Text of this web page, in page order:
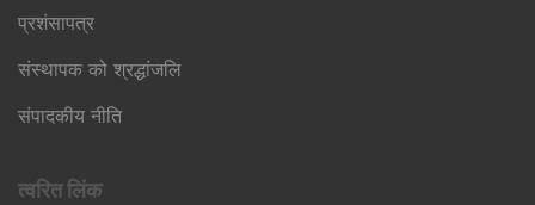
प्रशंसापत्र
संस्थापक को श्रद्धांजलि
संपादकीय नीति
त्वरित लिंक